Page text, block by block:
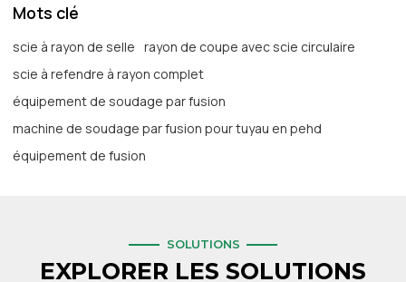
Mots clé
scie à rayon de selle
rayon de coupe avec scie circulaire
scie à refendre à rayon complet
équipement de soudage par fusion
machine de soudage par fusion pour tuyau en pehd
équipement de fusion
SOLUTIONS
EXPLORER LES SOLUTIONS